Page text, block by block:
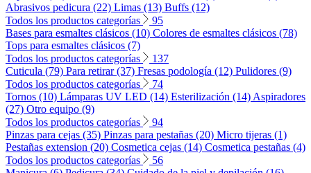
Abrasivos pedicura (22) Limas (13) Buffs (12)
Todos los productos categorías
95
Bases para esmaltes clásicos (10) Colores de esmaltes clásicos (78)
Tops para esmaltes clásicos (7)
Todos los productos categorías
137
Cuticula (79) Para retirar (37) Fresas podología (12) Pulidores (9)
Todos los productos categorías
74
Tornos (10) Lámparas UV LED (14) Esterilización (14) Aspiradores
(27) Otro equipo (9)
Todos los productos categorías
94
Pinzas para cejas (35) Pinzas para pestañas (20) Micro tijeras (1)
Pestañas extension (20) Cosmetica cejas (14) Cosmetica pestañas (4)
Todos los productos categorías
56